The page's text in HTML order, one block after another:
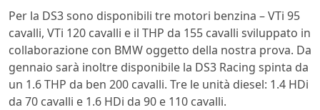
Per la DS3 sono disponibili tre motori benzina – VTi 95
cavalli, VTi 120 cavalli e il THP da 155 cavalli sviluppato in
collaborazione con BMW oggetto della nostra prova. Da
gennaio sarà inoltre disponibile la DS3 Racing spinta da
un 1.6 THP da ben 200 cavalli. Tre le unità diesel: 1.4 HDi
da 70 cavalli e 1.6 HDi da 90 e 110 cavalli.